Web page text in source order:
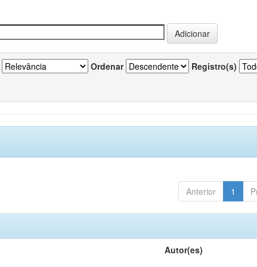
Ordenar Registro(s)
Anterior 1
Autor(es)